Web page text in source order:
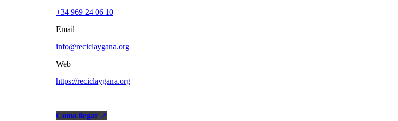
+34 969 24 06 10
Email
info@reciclaygana.org
Web
https://reciclaygana.org
Como llegar ↗